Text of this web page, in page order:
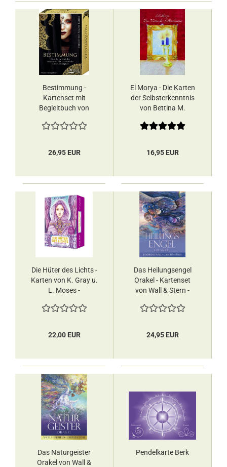
Bestimmung -
Kartenset mit
Begleitbuch von
Fader - Orakelkarten
26,95 EUR
El Morya - Die Karten
der Selbsterkenntnis
von Bettina M.
Orakelkarten
16,95 EUR
Die Hüter des Lichts -
Karten von K. Gray u.
L. Moses -
22,00 EUR
Das Heilungsengel
Orakel - Kartenset
von Wall & Stern -
24,95 EUR
Das Naturgeister
Orakel von Wall &
Pendelkarte Berk